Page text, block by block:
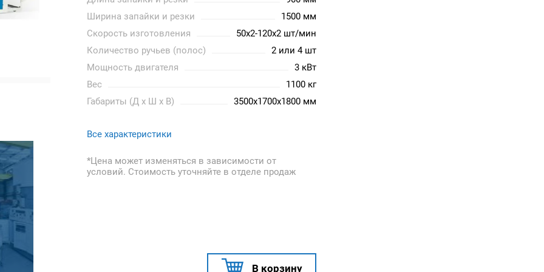
Ширина запайки и резки
1500 мм
Скорость изготовления
50х2-120х2 шт/мин
Количество ручьев (полос)
2 или 4 шт
Мощность двигателя
3 кВт
Вес
1100 кг
Габариты (Д х Ш х В)
3500x1700x1800 мм
Все характеристики
*Цена может изменяться в зависимости от
условий. Стоимость уточняйте в отделе продаж
В корзину